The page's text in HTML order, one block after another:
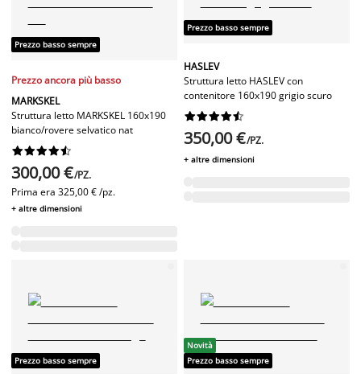
Prezzo basso sempre
Prezzo ancora più basso
MARKSKEL
Struttura letto MARKSKEL 160x190
bianco/rovere selvatico nat






300,00 €/PZ.
Prima era 325,00 € /pz.
+ altre dimensioni
Prezzo basso sempre
HASLEV
Struttura letto HASLEV con
contenitore 160x190 grigio scuro






350,00 €/PZ.
+ altre dimensioni
Prezzo basso sempre
Novità
Prezzo basso sempre